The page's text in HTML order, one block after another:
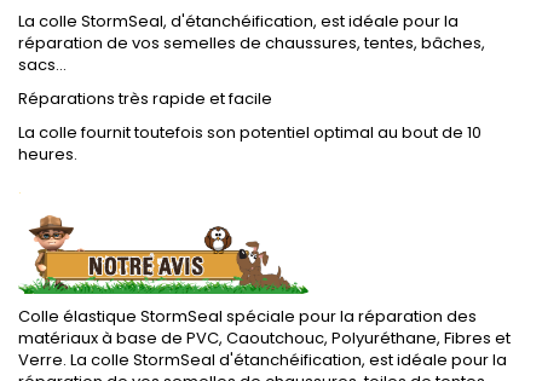
La colle StormSeal, d'étanchéification, est idéale pour la
réparation de vos semelles de chaussures, tentes, bâches,
sacs...
Réparations très rapide et facile
La colle fournit toutefois son potentiel optimal au bout de 10
heures.
.
Colle élastique StormSeal spéciale pour la réparation des
matériaux à base de PVC, Caoutchouc, Polyuréthane, Fibres et
Verre. La colle StormSeal d'étanchéification, est idéale pour la